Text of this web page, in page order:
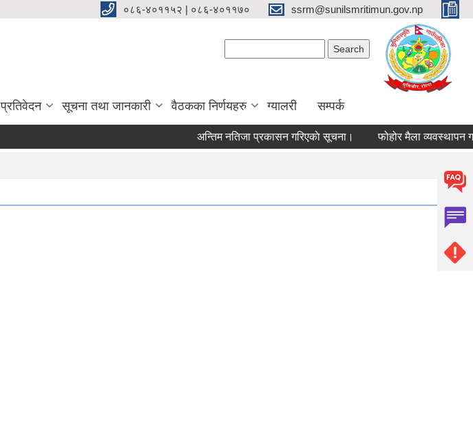
०८६-४०११५२ | ०८६-४०११७० ssrm@sunilsmritimun.gov.np
प्रतिवेदन सूचना तथा जानकारी वैठकका निर्णयहरु ग्यालरी सम्पर्क
अन्तिम नतिजा प्रकासन गरिएकाे सूचना। फोहोर मैला व्यवस्थापन